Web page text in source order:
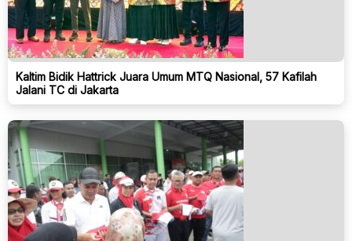
Kaltim Bidik Hattrick Juara Umum MTQ Nasional, 57 Kafilah
Jalani TC di Jakarta